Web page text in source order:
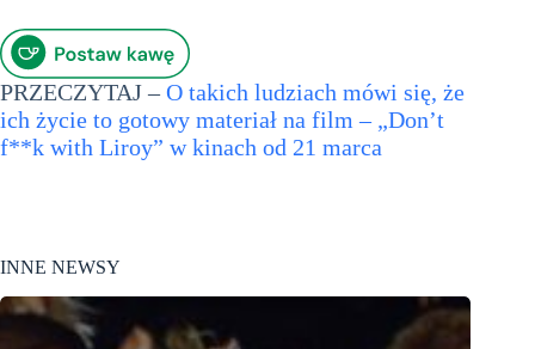
PRZECZYTAJ –O takich ludziach mówi się, że
ich życie to gotowy materiał na film – „Don’t
f**k with Liroy” w kinach od 21 marca
INNE NEWSY